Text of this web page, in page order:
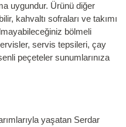
uygundur. Ürünü diğer
kahvaltı sofraları ve takımı
bölmeli
servis tepsileri, çay
peçeteler sunumlarınıza
yaşatan Serdar